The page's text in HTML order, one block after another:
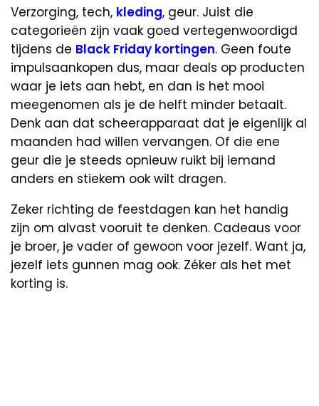
Verzorging, tech, kleding, geur. Juist die
categorieën zijn vaak goed vertegenwoordigd
tijdens de Black Friday kortingen. Geen foute
impulsaankopen dus, maar deals op producten
waar je iets aan hebt, en dan is het mooi
meegenomen als je de helft minder betaalt.
Denk aan dat scheerapparaat dat je eigenlijk al
maanden had willen vervangen. Of die ene
geur die je steeds opnieuw ruikt bij iemand
anders en stiekem ook wilt dragen.
Zeker richting de feestdagen kan het handig
zijn om alvast vooruit te denken. Cadeaus voor
je broer, je vader of gewoon voor jezelf. Want ja,
jezelf iets gunnen mag ook. Zéker als het met
korting is.